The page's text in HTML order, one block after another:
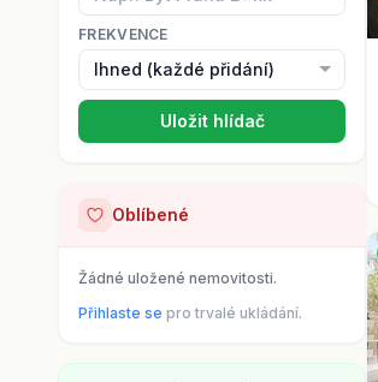
FREKVENCE
Uložit hlídač
Oblíbené
Žádné uložené nemovitosti.
Přihlaste se pro trvalé ukládání.